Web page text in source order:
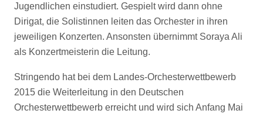
Jugendlichen einstudiert. Gespielt wird dann ohne
Dirigat, die Solistinnen leiten das Orchester in ihren
jeweiligen Konzerten. Ansonsten übernimmt Soraya Ali
als Konzertmeisterin die Leitung.
Stringendo hat bei dem Landes-Orchesterwettbewerb
2015 die Weiterleitung in den Deutschen
Orchesterwettbewerb erreicht und wird sich Anfang Mai